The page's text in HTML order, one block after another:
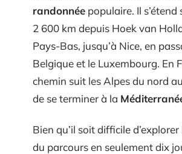
randonnée populaire. Il s’étend
2 600 km depuis Hoek van
Pays-Bas, jusqu’à Nice, en
Belgique et le Luxembourg. En
chemin suit les Alpes du nord
de se terminer à la
Bien qu’il soit difficile
du parcours en seulement dix